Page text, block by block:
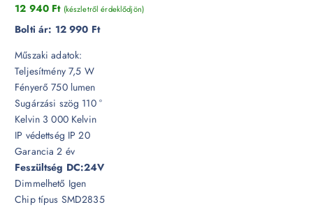
12 940 Ft (készletről érdeklődjön)
Bolti ár: 12 990 Ft
Műszaki adatok:
Teljesítmény 7,5 W
Fényerő 750 lumen
Sugárzási szög 110 °
Kelvin 3 000 Kelvin
IP védettség IP 20
Garancia 2 év
Feszültség DC:24V
Dimmelhető Igen
Chip típus SMD2835